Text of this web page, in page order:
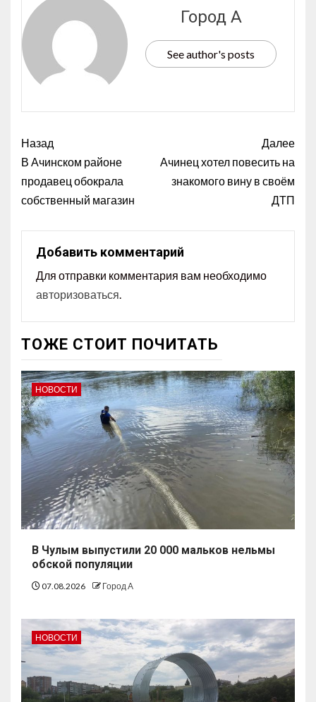
Город А
See author's posts
Назад
В Ачинском районе
продавец обокрала
собственный магазин
Далее
Ачинец хотел повесить на
знакомого вину в своём
ДТП
Добавить комментарий
Для отправки комментария вам необходимо
авторизоваться.
ТОЖЕ СТОИТ ПОЧИТАТЬ
НОВОСТИ
В Чулым выпустили 20 000 мальков нельмы
обской популяции
07.08.2026 Город А
НОВОСТИ